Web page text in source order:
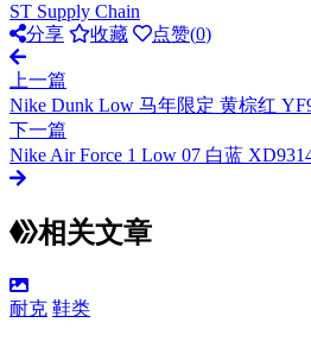
ST Supply Chain
分享
收藏 点赞(0)
上一篇
Nike Dunk Low 马年限定 黄棕红
下一篇
Nike Air Force 1 Low 07 白蓝
相关文章
耐克 鞋类